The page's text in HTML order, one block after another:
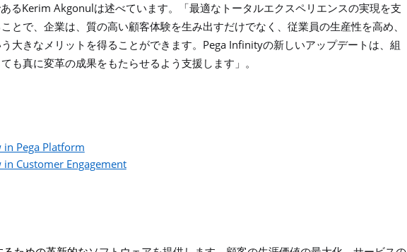
るKerim Akgonulは述べています。「最適なトータルエクスペリエンスの実現を支
とで、企業は、質の高い顧客体験を生み出すだけでなく、従業員の生産性を高め、
大きなメリットを得ることができます。 Pega Infinityの新しいアップデートは、組
も真に変革の成果をもたらせるよう支援します」。
in Pega Platform
in Customer Engagement